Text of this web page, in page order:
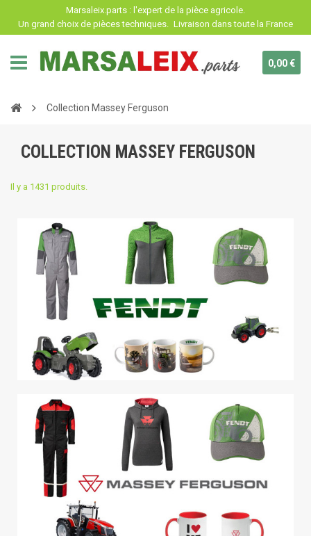
Marsaleix.parts : l'expert de la pièce agricole.
Un grand choix de pièces techniques. Livraison dans toute la France
0,00 €
Collection Massey Ferguson
COLLECTION MASSEY FERGUSON
Il y a 1431 produits.
Panneau de gestion des cookies